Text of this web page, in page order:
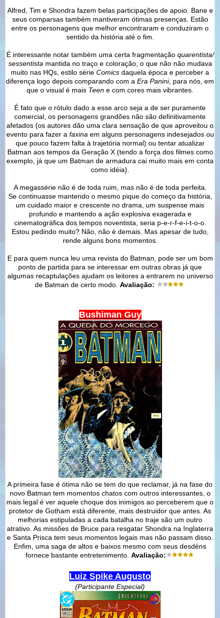
Alfred, Tim e Shondra fazem belas participações de apoio. Bane e
seus comparsas também mantiveram ótimas presenças. Estão
entre os personagens que melhor encontraram e conduziram o
sentido da história até o fim.
É interessante notar também uma certa fragmentação quarentista/
sessentista mantida no traço e coloração, o que não não mudava
muito nas HQs, estilo série Comics daquela época e perceber a
diferença logo depois comparando com a Era Panini, para nós, em
que o visual é mais Teen e com cores mais vibrantes.
É fato que o rótulo dado a esse arco seja a de ser puramente
comercial, os personagens grandões não são definitivamente
afetados (os autores dão uma clara sensação de que aproveitou o
evento para fazer a faxina em alguns personagens indesejados ou
que pouco fazem falta à trajetória normal) ou tentar atualizar
Batman aos tempos da Geração X (tendo a força dos filmes como
exemplo, já que um Batman de armadura cai muito mais em conta
como idéia).
A megassérie não é de toda ruim, mas não é de toda perfeita.
Se continuasse mantendo o mesmo pique do começo da história,
um cuidado maior e crescente no drama, um suspense mais
profundo e mantendo a ação explosiva exagerada e
cinematográfica dos tempos noventista, seria p-e-r-f-e-i-t-o-o.
Estou pedindo muito? Não, não é demais. Mas apesar de tudo,
rende alguns bons momentos.
E para quem nunca leu uma revista do Batman, pode ser um bom
ponto de partida para se interessar em outras obras já que
algumas recaptulações ajudam os leitores a entrarem no universo
de Batman de certo modo. Avaliação:
Bushiman Guy
A primeira fase é ótima não se tem do que reclamar, já na fase do
novo Batman tem momentos chatos com outros interessantes, o
mais legal é ver aquele choque dos inimigos ao perceberem que o
protetor de Gotham está diferente, mais destruidor que antes. As
melhorias estipuladas a cada batalha no traje são um outro
atrativo. As missões de Bruce para resgatar Shondra na Inglaterra
e Santa Prisca tem seus momentos legais mas não passam disso.
Enfim, uma saga de altos e baixos mesmo com seus desdéns
fornece bastante entretenimento. Avaliação:
Luiz Spike Augusto
(Participante Especial)